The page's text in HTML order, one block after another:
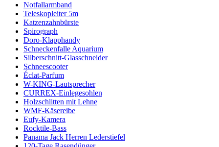
Notfallarmband
Teleskopleiter 5m
Katzenzahnbürste
Spirograph
Doro-Klapphandy
Schneckenfalle Aquarium
Silberschnitt-Glasschneider
Schneescooter
Éclat-Parfum
W-KING-Lautsprecher
CURREX-Einlegesohlen
Holzschlitten mit Lehne
WMF-Käsereibe
Eufy-Kamera
Rocktile-Bass
Panama Jack Herren Lederstiefel